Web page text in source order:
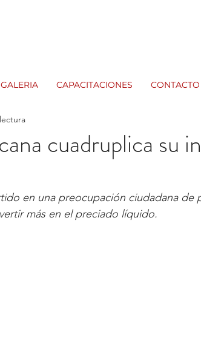
GALERIA CAPACITACIONES CONTACTO
cuadruplica su
en una preocupación ciudadana de
más en el preciado líquido.